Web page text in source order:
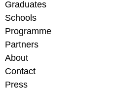
Graduates
Schools
Programme
Partners
About
Contact
Press